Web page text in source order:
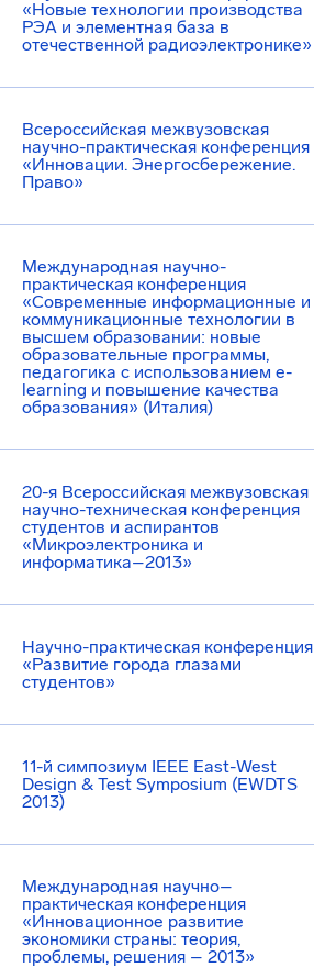
«Новые технологии производства
РЭА и элементная база в
отечественной радиоэлектронике»
Всероссийская межвузовская
научно-практическая конференция
«Инновации. Энергосбережение.
Право»
Международная научно-
практическая конференция
«Современные информационные и
коммуникационные технологии в
высшем образовании: новые
образовательные программы,
педагогика с использованием e-
learning и повышение качества
образования» (Италия)
20-я Всероссийская межвузовская
научно-техническая конференция
студентов и аспирантов
«Микроэлектроника и
информатика–2013»
Научно-практическая конференция
«Развитие города глазами
студентов»
11-й симпозиум IEEE East-West
Design & Test Symposium (EWDTS
2013)
Международная научно–
практическая конференция
«Инновационное развитие
экономики страны: теория,
проблемы, решения – 2013»